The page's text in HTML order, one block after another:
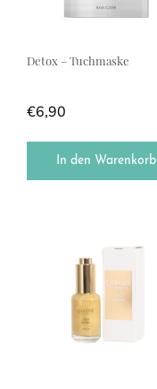
Detox – Tuchmaske
€6,90
In den Warenkorb